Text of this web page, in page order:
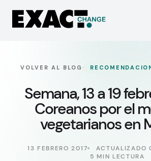
VOLVER AL BLOG ·
Semana, 13 a 19
Coreanos por el
vegetarianos en
13 FEBRERO 2017
ACTUALIZADO
5 MIN LECTURA